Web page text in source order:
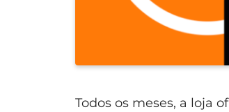
Todos os meses, a loja